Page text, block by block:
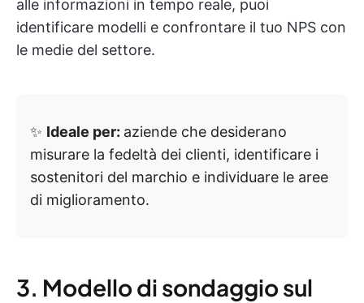
alle informazioni in tempo reale, puoi
identificare modelli e confrontare il tuo NPS con
le medie del settore.
✨ Ideale per: aziende che desiderano
misurare la fedeltà dei clienti, identificare i
sostenitori del marchio e individuare le aree
di miglioramento.
3. Modello di sondaggio sul